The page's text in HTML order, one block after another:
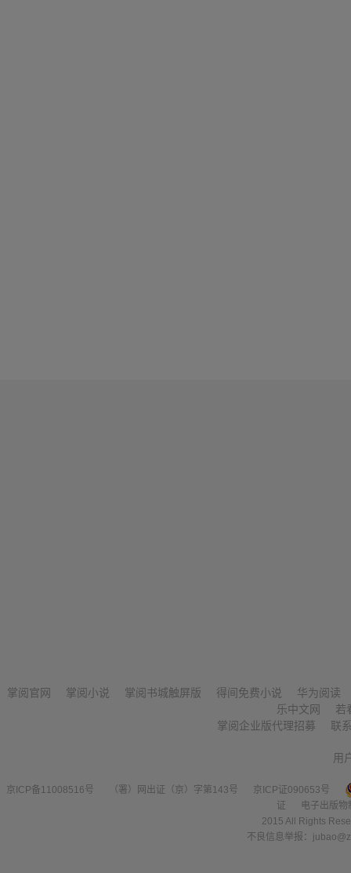
掌阅官网 掌阅小说 掌阅书城触屏版 得间免费小说
华为阅读
乐中文网
若
掌阅企业版代理招募
联
用
京ICP备11008516号 （署）网出证（京）字第143号
京ICP证090653号
证
电子出版
2015 All Rights
不良信息举报：